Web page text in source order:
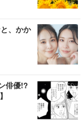
、かか
俳優!?